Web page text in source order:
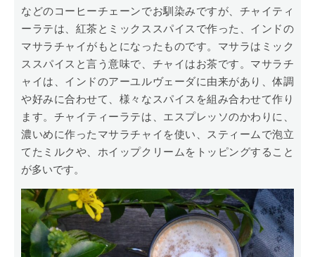
などのコーヒーチェーンでお馴染みですが、チャイティ
ーラテは、紅茶とミックススパイスで作った、インドの
マサラチャイがもとになったものです。マサラはミック
ススパイスと言う意味で、チャイはお茶です。マサラチ
ャイは、インドのアーユルヴェーダに由来があり、体調
や好みに合わせて、様々なスパイスを組み合わせて作り
ます。チャイティーラテは、エスプレッソのかわりに、
濃いめに作ったマサラチャイを使い、スティームで泡立
てたミルクや、ホイップクリームをトッピングすること
が多いです。